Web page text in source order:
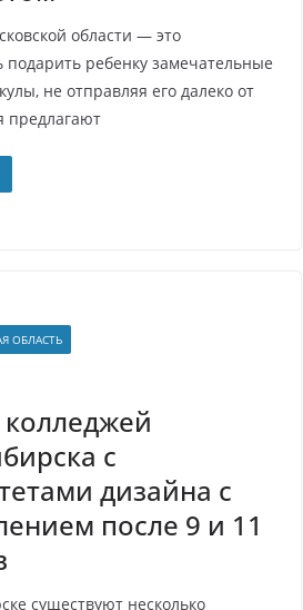
области — это
подарить ребенку замечательные
не отправляя его далеко от
предлагают
ОБЛАСТЬ
с
дизайна с
после 9 и 11
существуют несколько